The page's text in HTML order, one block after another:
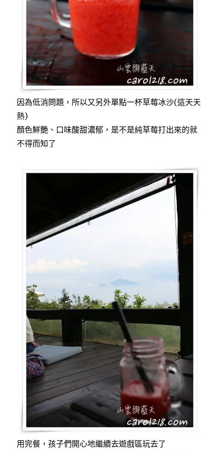
因為低消問題，所以又另外單點一杯草莓冰沙(這天天
熱)
顏色鮮艷、口味酸甜濃郁，是不是純草莓打出來的就
不得而知了
用完餐，孩子們開心地繼續去遊戲區玩去了